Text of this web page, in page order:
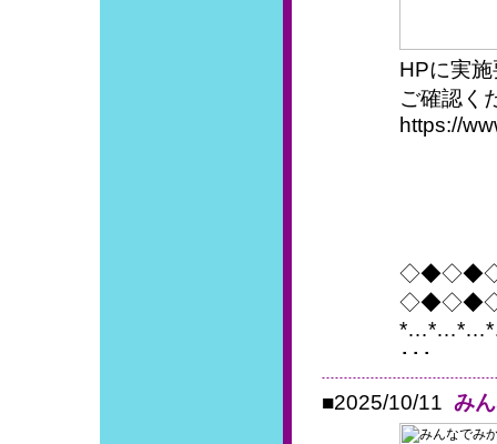
HPに実
ご確認く
https://
･･･
■2025/10/11 み